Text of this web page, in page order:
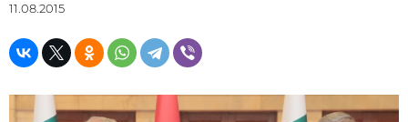
11.08.2015